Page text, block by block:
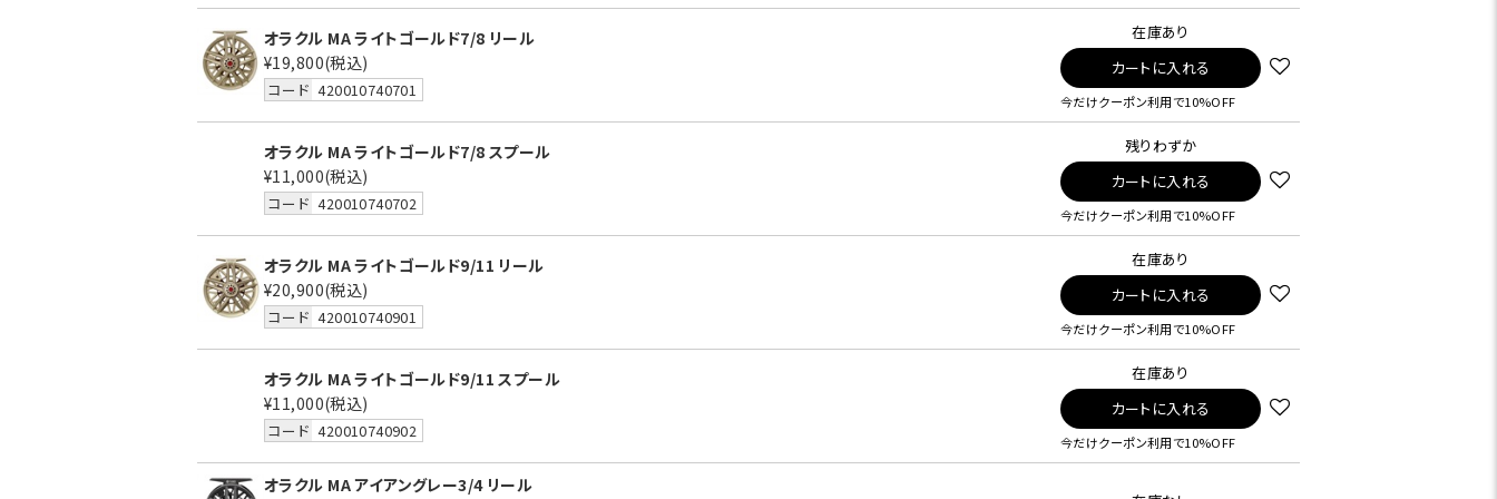
オラクル MA ライトゴールド7/8 リール
¥19,800(税込)
コード 420010740701
在庫あり
カートに入れる
今だけクーポン利用で10%OFF
オラクル MA ライトゴールド7/8 スプール
¥11,000(税込)
コード 420010740702
残りわずか
カートに入れる
今だけクーポン利用で10%OFF
オラクル MA ライトゴールド9/11 リール
¥20,900(税込)
コード 420010740901
在庫あり
カートに入れる
今だけクーポン利用で10%OFF
オラクル MA ライトゴールド9/11 スプール
¥11,000(税込)
コード 420010740902
在庫あり
カートに入れる
今だけクーポン利用で10%OFF
オラクル MA アイアングレー3/4 リール